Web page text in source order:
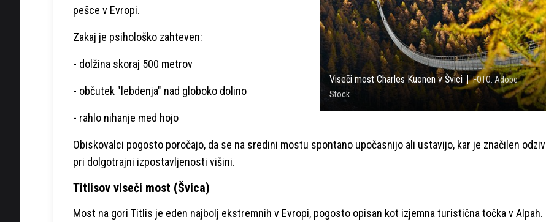
Viseči most Charles Kuonen v Švici
FOTO: Adobe
Stock
pešce v Evropi.
Zakaj je psihološko zahteven:
- dolžina skoraj 500 metrov
- občutek "lebdenja" nad globoko dolino
- rahlo nihanje med hojo
Obiskovalci pogosto poročajo, da se na sredini mostu spontano upočasnijo ali ustavijo, kar je značilen odziv
pri dolgotrajni izpostavljenosti višini.
Titlisov viseči most (Švica)
Most na gori Titlis je eden najbolj ekstremnih v Evropi, pogosto opisan kot izjemna turistična točka v Alpah.